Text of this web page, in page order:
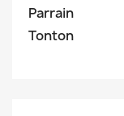
Parrain
Tonton